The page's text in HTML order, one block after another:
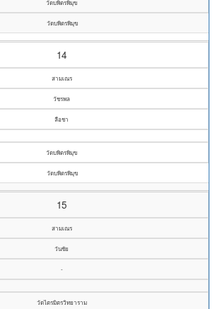
วัดบพิตรพิมุข
วัดบพิตรพิมุข
14
สามเณร
วัชรพล
ลือชา
วัดบพิตรพิมุข
วัดบพิตรพิมุข
15
สามเณร
วันชัย
-
วัดไตรมิตรวิทยาราม